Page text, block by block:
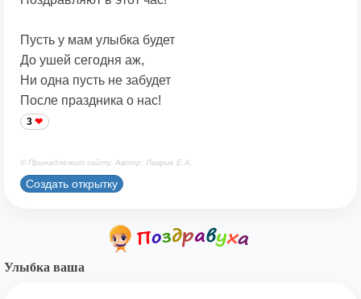
Пусть у мам улыбка будет
До ушей сегодня аж,
Ни одна пусть не забудет
После праздника о нас!
3
© Принадлежит сайту. Автор: Лаврик Е.А.
Создать открытку
Улыбка ваша